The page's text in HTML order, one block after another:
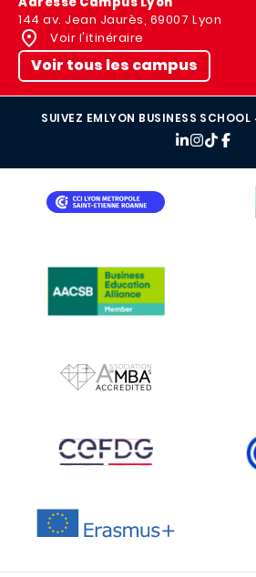
144 av. Jean Jaurès, 69007 Lyon
Voir l'itinéraire
Voir tous les campus
SUIVEZ EMLYON BUSINESS SCHOOL
IMAGE
IMAGE
IMAGE
IMAGE